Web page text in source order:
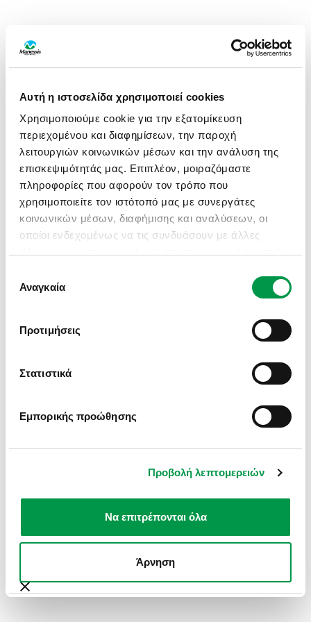
Αυτή η ιστοσελίδα χρησιμοποιεί cookies
Χρησιμοποιούμε cookie για την εξατομίκευση
περιεχομένου και διαφημίσεων, την παροχή
λειτουργιών κοινωνικών μέσων και την ανάλυση της
επισκεψιμότητάς μας. Επιπλέον, μοιραζόμαστε
πληροφορίες που αφορούν τον τρόπο που
χρησιμοποιείτε τον ιστότοπό μας με συνεργάτες
κοινωνικών μέσων, διαφήμισης και αναλύσεων, οι
οποίοι ενδεχομένως να τις συνδυάσουν με άλλες
χρήση των υπηρεσιών τους.
συγκατάθεσης
Αναγκαία
Προτιμήσεις
Στατιστικά
Εμπορικής προώθησης
Προβολή λεπτομερειών
Να επιτρέπονται όλα
Άρνηση
APPLICATION ERROR: A CLIENT-SIDE EXCEPTION HAS